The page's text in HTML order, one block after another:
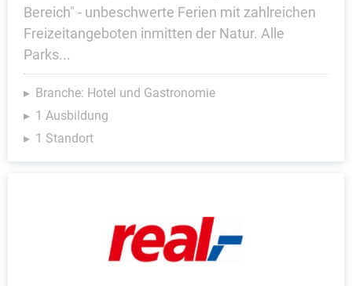
Bereich" - unbeschwerte Ferien mit zahlreichen
Freizeitangeboten inmitten der Natur. Alle
Parks...
Branche: Hotel und Gastronomie
1 Ausbildung
1 Standort